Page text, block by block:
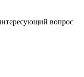
вопрос